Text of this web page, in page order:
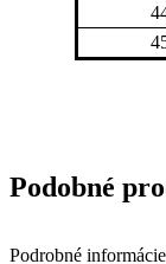
Podrobné informácie
Podobné